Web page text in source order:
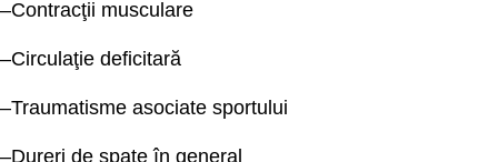
–Contracţii musculare
–Circulaţie deficitară
–Traumatisme asociate sportului
–Dureri de spate în general